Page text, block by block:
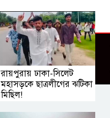
রায়পুরায় ঢাকা-সিলেট
মহাসড়কে ছাত্রলীগের ঝটিকা
মিছিল!